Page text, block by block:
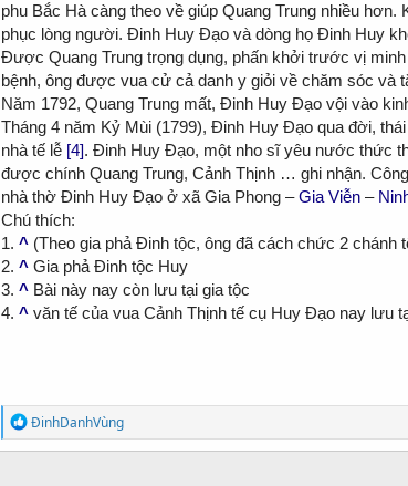
phu Bắc Hà càng theo về giúp Quang Trung nhiều
phục lòng người. Đinh Huy Đạo và dòng họ Đinh Huy
Được Quang Trung trọng dụng, phấn khởi trước vị
bệnh, ông được vua cử cả danh y giỏi về chăm sóc và
Năm 1792, Quang Trung mất, Đinh Huy Đạo vội vào
Tháng 4 năm Kỷ Mùi (1799), Đinh Huy Đạo qua đời,
nhà tế lễ [4]. Đinh Huy Đạo, một nho sĩ yêu nước thức
được chính Quang Trung, Cảnh Thịnh … ghi nhận.
nhà thờ Đinh Huy Đạo ở xã Gia Phong – Gia Viễn –
Chú thích:
1. ^ (Theo gia phả Đinh tộc, ông đã cách chức 2
2. ^ Gia phả Đinh tộc Huy
3. ^ Bài này nay còn lưu tại gia tộc
4. ^ văn tế của vua Cảnh Thịnh tế cụ Huy Đạo nay lưu
R
e
a
ĐinhDanhVùng